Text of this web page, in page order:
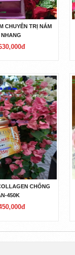
CHUYÊN TRỊ NÁM
CHỐNG
450K